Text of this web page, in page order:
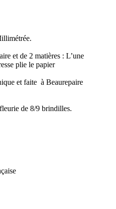
et de 2 matières : L’une
plie le papier
et faite à Beaurepaire
de 8/9 brindilles.